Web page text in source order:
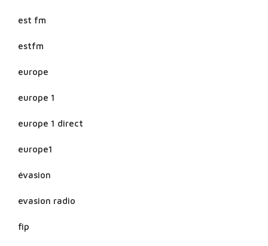
est fm
estfm
europe
europe 1
europe 1 direct
europe1
évasion
evasion radio
fip